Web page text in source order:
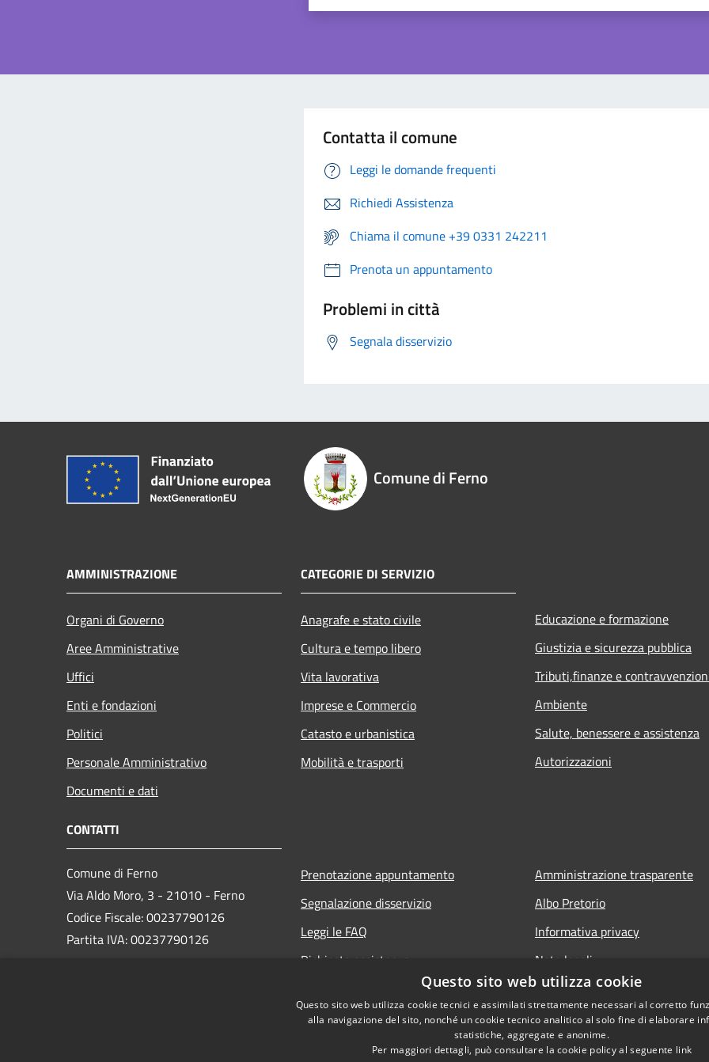
Contatta il comune
Leggi le domande frequenti
Richiedi Assistenza
Chiama il comune +39 0331 242211
Prenota un appuntamento
Problemi in città
Segnala disservizio
Comune di Ferno
AMMINISTRAZIONE
Organi di Governo
Aree Amministrative
Uffici
Enti e fondazioni
Politici
Personale Amministrativo
Documenti e dati
CATEGORIE DI SERVIZIO
Anagrafe e stato civile
Cultura e tempo libero
Vita lavorativa
Imprese e Commercio
Catasto e urbanistica
Mobilità e trasporti
Educazione e formazione
Giustizia e sicurezza pubblica
Tributi,finanze e
Ambiente
Salute, benessere e assistenza
Autorizzazioni
CONTATTI
Comune di Ferno
Via Aldo Moro, 3 - 21010 - Ferno
Codice Fiscale: 00237790126
Partita IVA: 00237790126
Prenotazione appuntamento
Segnalazione disservizio
Leggi le FAQ
Richiesta assistenza
Amministrazione trasparente
Albo Pretorio
Informativa privacy
Note legali
Dichiarazione di accessibilità
Questo sito web utilizza cookie
Questo sito web utilizza cookie tecnici e assimilati strettamente necessari al corretto
alla navigazione del sito, nonché un cookie tecnico analitico al solo fine di elaborare
statistiche, aggregate e anonime.
Per maggiori dettagli, può consultare la cookie policy al seguente link